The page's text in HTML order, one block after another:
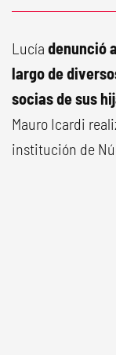
Lucía denunció
largo de
socias de sus
Mauro Icardi
institución de